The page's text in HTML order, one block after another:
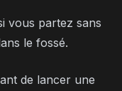
vous partez sans
le fossé.
de lancer une